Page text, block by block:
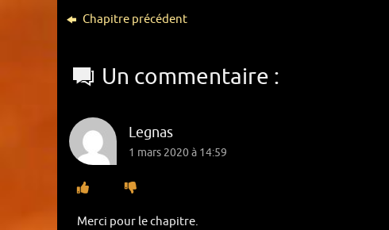
Chapitre précédent
Un commentaire :
Legnas
1 mars 2020 à 14:59
Merci pour le chapitre.